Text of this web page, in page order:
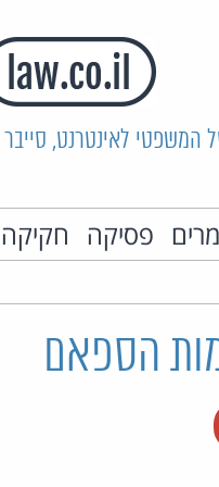
המשפטי לאינטרנט, סייבר
פסיקה חקיקה
הספאם